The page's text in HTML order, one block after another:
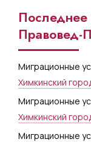
Правовед-
Миграционные
Химкинский
Миграционные
Химкинский
Миграционные